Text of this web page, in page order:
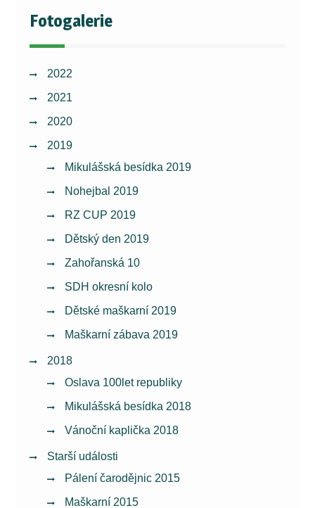
Fotogalerie
2022
2021
2020
2019
Mikulášská besídka 2019
Nohejbal 2019
RZ CUP 2019
Dětský den 2019
Zahořanská 10
SDH okresní kolo
Dětské maškarní 2019
Maškarní zábava 2019
2018
Oslava 100let republiky
Mikulášská besídka 2018
Vánoční kaplička 2018
Starší události
Pálení čarodějnic 2015
Maškarní 2015